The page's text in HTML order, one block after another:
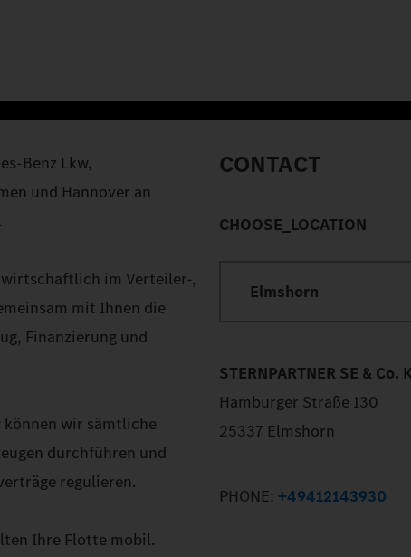
Benz Lkw,
und Hannover an
wirtschaftlich im Verteiler-,
mit Ihnen die
Finanzierung und
wir sämtliche
durchführen und
regulieren.
Ihre Flotte mobil.
CONTACT
CHOOSE_LOCATION
Elmshorn
STERNPARTNER SE & Co.
Hamburger Straße 130
25337 Elmshorn
PHONE: +49412143930